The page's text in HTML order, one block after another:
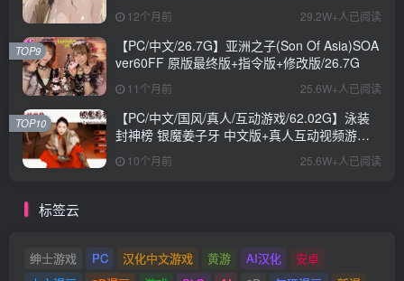
12个月前 29.2W+人已阅读
【PC/中文/26.7G】亚洲之子(Son Of Asia)SOA
ver60FF 原版最终版+指令版+修改版/26.7G
11个月前 25.6W+人已阅读
TOP9
【PC/中文/国风/真人/互动游戏/62.02G】泳装
封神榜 银魔姜子牙 中文版+真人互动视频游戏
+62.02G
10个月前 25.6W+人已阅读
TOP10
标签云
绅士游戏 PC 汉化中文游戏 黄游 AI汉化
安卓